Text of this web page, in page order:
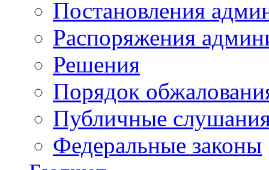
Постановления
Распоряжения
Решения
Порядок
Публичные
Федеральные законы